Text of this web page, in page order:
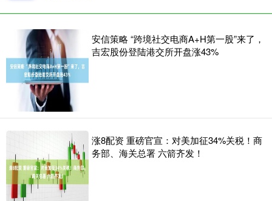
安信策略 “跨境社交电商A+H第一股”来了，
吉宏股份登陆港交所开盘涨43%
涨8配资 重磅官宣：对美加征34%关税！商
务部、海关总署 六箭齐发！